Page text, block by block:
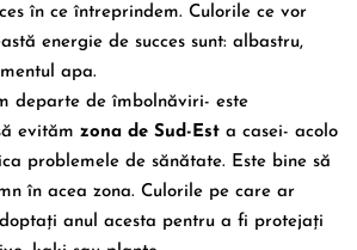
în ce întreprindem. Culorile ce vor
energie de succes sunt: albastru,
apa.
departe de îmbolnăviri- este
evităm zona de Sud-Est a casei- acolo
problemele de sănătate. Este bine să
în acea zona. Culorile pe care ar
anul acesta pentru a fi protejați